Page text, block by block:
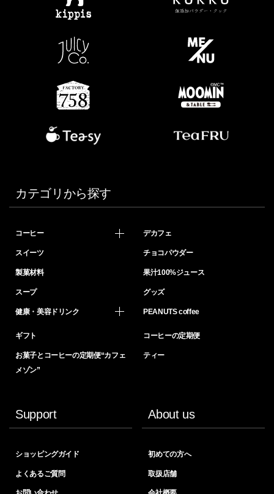
カテゴリから探す
コーヒー デカフェ
スイーツ チョコパウダー
製菓材料 果汁100%ジュース
スープ グッズ
健康・美容ドリンク PEANUTS coffee
ギフト コーヒーの定期便
お菓子とコーヒーの定期便“カフェ
メゾン”
ティー
Support
ショッピングガイド
よくあるご質問
About us
初めての方へ
取扱店舗